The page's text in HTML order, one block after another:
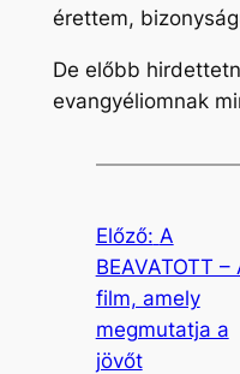
érettem,
De előbb
evangyéliomnak
Előző: A
BEAVATOTT –
film, amely
megmutatja a
jövőt